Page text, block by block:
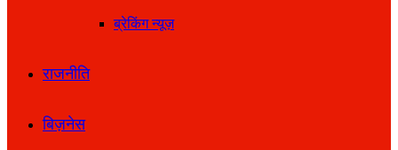
ब्रेकिंग न्यूज़
राजनीति
बिज़नेस